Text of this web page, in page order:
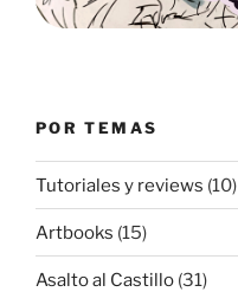
POR TEMAS
Tutoriales y reviews (10)
Artbooks (15)
Asalto al Castillo (31)